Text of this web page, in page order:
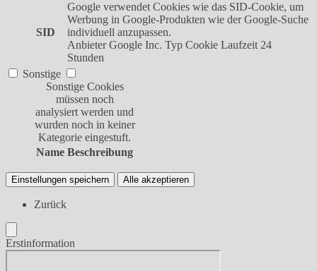
SID
Google verwendet Cookies wie das SID-Cookie, um
Werbung in Google-Produkten wie der Google-Suche
individuell anzupassen.
Anbieter Google Inc. Typ Cookie Laufzeit 24
Stunden
Sonstige
Sonstige Cookies
müssen noch
analysiert werden und
wurden noch in keiner
Kategorie eingestuft.
Name Beschreibung
Einstellungen speichern Alle akzeptieren
Zurück
Erstinformation